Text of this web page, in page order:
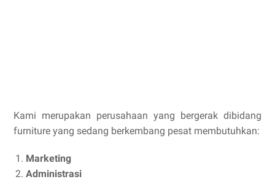
Kami merupakan perusahaan yang bergerak dibidang
furniture yang sedang berkembang pesat membutuhkan:
Marketing
Administrasi